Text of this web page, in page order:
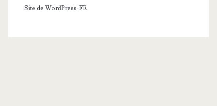
Site de WordPress-FR